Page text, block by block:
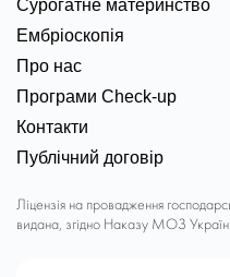
Сурогатне материнство
Ембріоскопія
Про нас
Програми Check-up
Контакти
Публічний договір
Ліцензія на провадження
видана, згідно Наказу МОЗ